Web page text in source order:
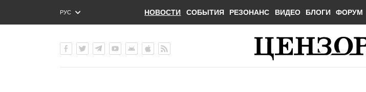
РУС
ENG
НОВОСТИ СОБЫТИЯ РЕЗОНАНС ВИДЕО БЛОГИ ФОРУМ